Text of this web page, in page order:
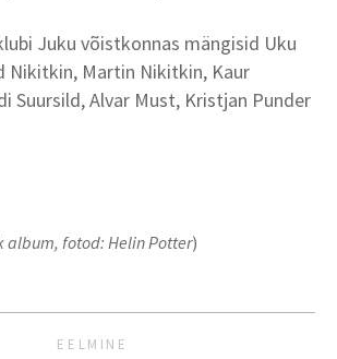
Juku võistkonnas mängisid Uku
Nikitkin, Martin Nikitkin, Kaur
Suursild, Alvar Must, Kristjan Punder
album, fotod: Helin Potter)
EELMINE